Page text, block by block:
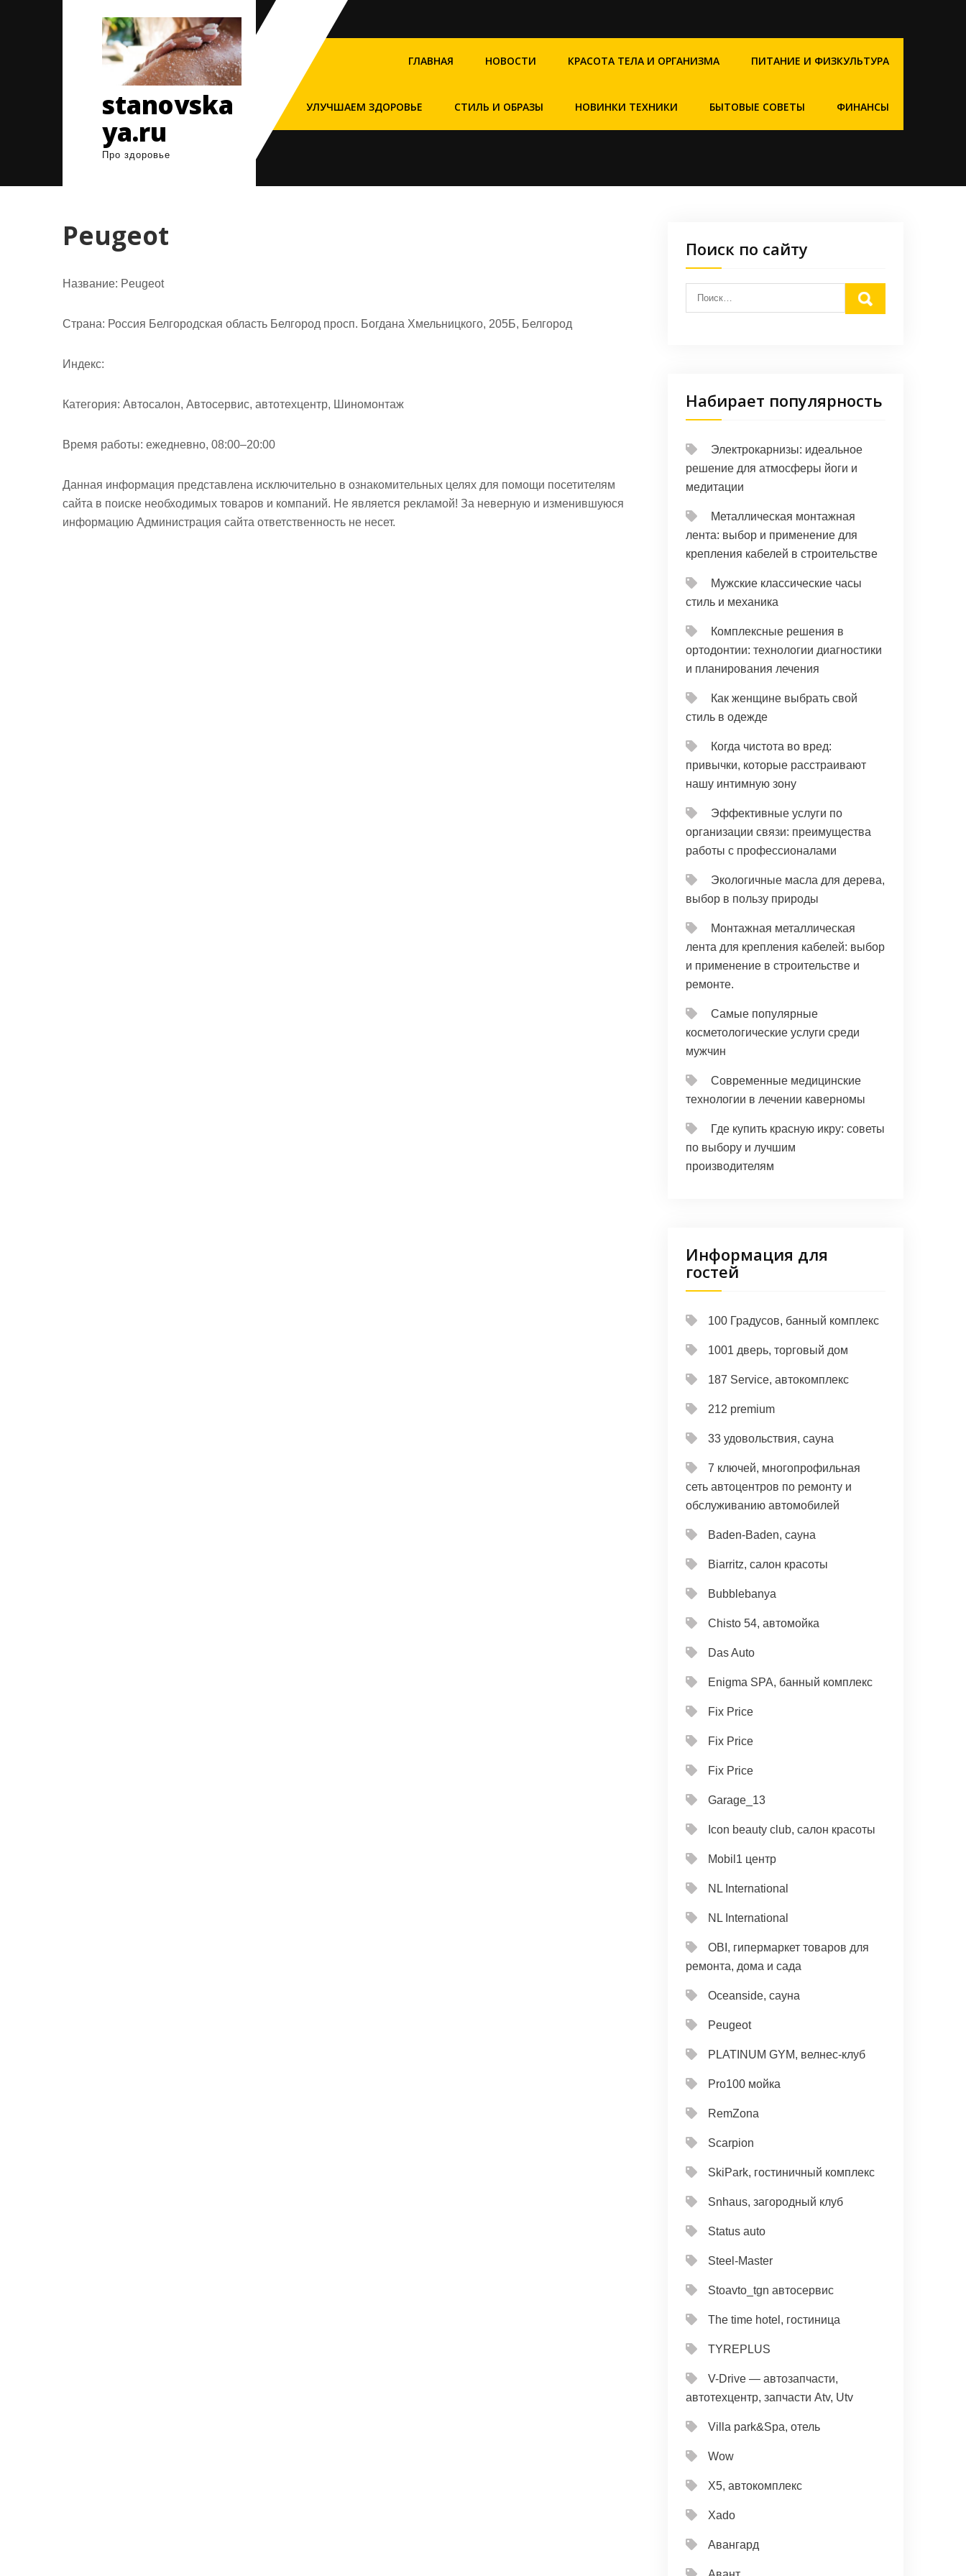
stanovska
ya.ru
Про здоровье
ГЛАВНАЯ НОВОСТИ КРАСОТА ТЕЛА И ОРГАНИЗМА ПИТАНИЕ И ФИЗКУЛЬТУРА
УЛУЧШАЕМ ЗДОРОВЬЕ СТИЛЬ И ОБРАЗЫ НОВИНКИ ТЕХНИКИ БЫТОВЫЕ СОВЕТЫ ФИНАНСЫ
Peugeot
Название: Peugeot
Страна: Россия Белгородская область Белгород просп. Богдана Хмельницкого, 205Б, Белгород
Индекс:
Категория: Автосалон, Автосервис, автотехцентр, Шиномонтаж
Время работы: ежедневно, 08:00–20:00
Данная информация представлена исключительно в ознакомительных целях для помощи посетителям
сайта в поиске необходимых товаров и компаний. Не является рекламой! За неверную и изменившуюся
информацию Администрация сайта ответственность не несет.
Поиск по сайту
Набирает популярность
Электрокарнизы: идеальное
решение для атмосферы йоги и
медитации
Металлическая монтажная
лента: выбор и применение для
крепления кабелей в строительстве
Мужские классические часы
стиль и механика
Комплексные решения в
ортодонтии: технологии диагностики
и планирования лечения
Как женщине выбрать свой
стиль в одежде
Когда чистота во вред:
привычки, которые расстраивают
нашу интимную зону
Эффективные услуги по
организации связи: преимущества
работы с профессионалами
Экологичные масла для дерева,
выбор в пользу природы
Монтажная металлическая
лента для крепления кабелей: выбор
и применение в строительстве и
ремонте.
Самые популярные
косметологические услуги среди
мужчин
Современные медицинские
технологии в лечении каверномы
Где купить красную икру: советы
по выбору и лучшим
производителям
Информация для
гостей
100 Градусов, банный комплекс
1001 дверь, торговый дом
187 Service, автокомплекс
212 premium
33 удовольствия, сауна
7 ключей, многопрофильная
сеть автоцентров по ремонту и
обслуживанию автомобилей
Baden-Baden, сауна
Biarritz, салон красоты
Bubblebanya
Chisto 54, автомойка
Das Auto
Enigma SPA, банный комплекс
Fix Price
Fix Price
Fix Price
Garage_13
Icon beauty club, салон красоты
Mobil1 центр
NL International
NL International
OBI, гипермаркет товаров для
ремонта, дома и сада
Oceanside, сауна
Peugeot
PLATINUM GYM, велнес-клуб
Pro100 мойка
RemZona
Scarpion
SkiPark, гостиничный комплекс
Snhaus, загородный клуб
Status auto
Steel-Master
Stoavto_tgn автосервис
The time hotel, гостиница
TYREPLUS
V-Drive — автозапчасти,
автотехцентр, запчасти Atv, Utv
Villa park&Spa, отель
Wow
X5, автокомплекс
Xado
Авангард